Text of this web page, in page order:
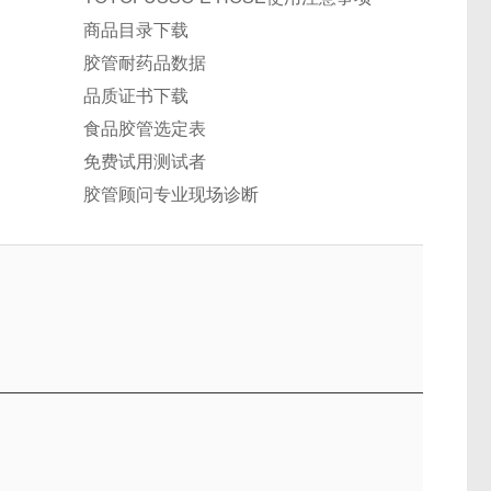
商品目录下载
胶管耐药品数据
品质证书下载
食品胶管选定表
免费试用测试者
胶管顾问专业现场诊断